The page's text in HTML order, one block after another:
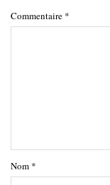
Commentaire *
Nom *